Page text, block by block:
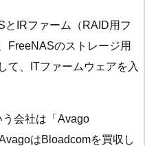
とIRファーム（RAID用フ
FreeNASのストレージ用
て、ITファームウェアを入
会社は「Avago
はBloadcomを買収し